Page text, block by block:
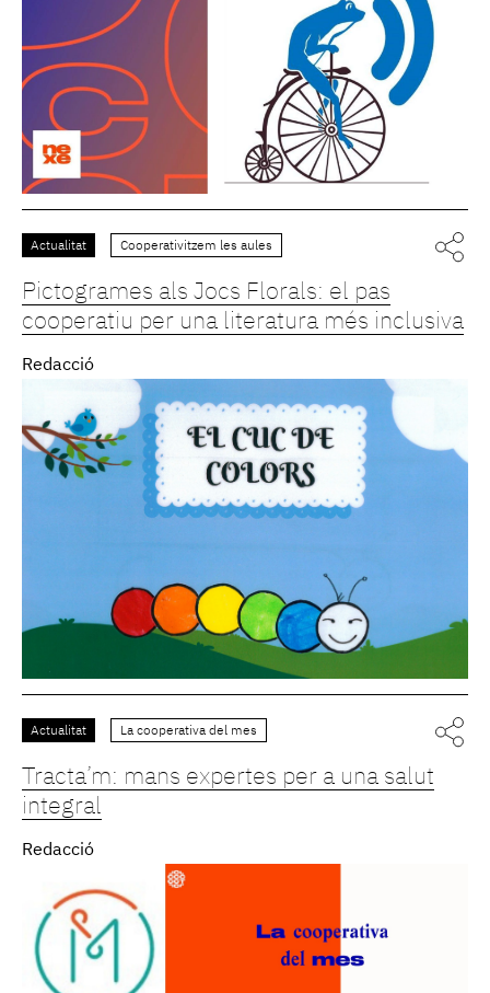
Actualitat Cooperativitzem les aules
Pictogrames als Jocs Florals: el pas
cooperatiu per una literatura més inclusiva
Redacció
Actualitat La cooperativa del mes
Tracta’m: mans expertes per a una salut
integral
Redacció